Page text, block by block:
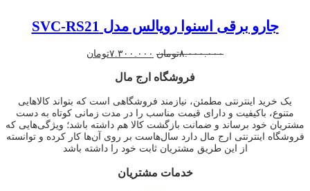
جارو برقی اسنوا رویالس مدل SVC-RS21
۸.۰۰۰.۰۰۰تومان قیمت
۷.۳۰۰.۰۰۰تومان
فروشگاه ارج مال
یک خرید اینترنتی مطمئن، نیازمند فروشگاهی است که بتواند کالاهایی
متنوع، باکیفیت و دارای قیمت مناسب را در مدت زمانی کوتاه به دست
مشتریان خود برساند و ضمانت بازگشت کالا هم داشته باشد؛ ویژگی‌هایی که
فروشگاه اینترنتی ارج مال دارد سال‌هاست بر روی آن‌ها کار کرده و توانسته
از این طریق مشتریان ثابت خود را داشته باشد
خدمات مشتریان